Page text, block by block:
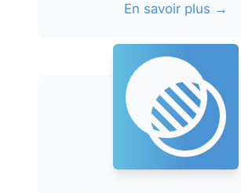
En savoir plus →